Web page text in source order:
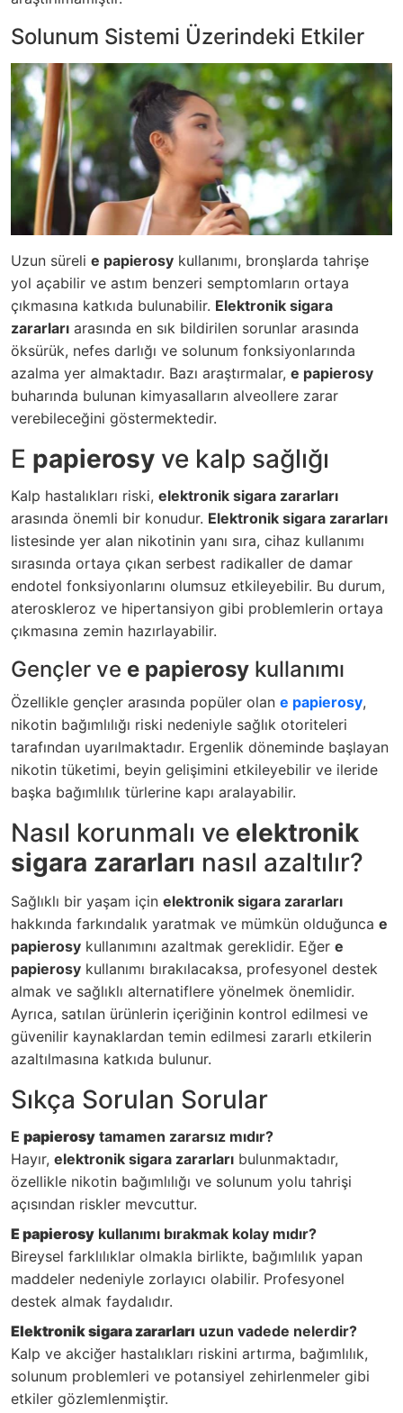
Solunum Sistemi Üzerindeki Etkiler
Uzun süreli e papierosy kullanımı, bronşlarda tahrişe
yol açabilir ve astım benzeri semptomların ortaya
çıkmasına katkıda bulunabilir. Elektronik sigara
zararları arasında en sık bildirilen sorunlar arasında
öksürük, nefes darlığı ve solunum fonksiyonlarında
azalma yer almaktadır. Bazı araştırmalar, e papierosy
buharında bulunan kimyasalların alveollere zarar
verebileceğini göstermektedir.
E papierosy ve kalp sağlığı
Kalp hastalıkları riski, elektronik sigara zararları
arasında önemli bir konudur. Elektronik sigara zararları
listesinde yer alan nikotinin yanı sıra, cihaz kullanımı
sırasında ortaya çıkan serbest radikaller de damar
endotel fonksiyonlarını olumsuz etkileyebilir. Bu durum,
ateroskleroz ve hipertansiyon gibi problemlerin ortaya
çıkmasına zemin hazırlayabilir.
Gençler ve e papierosy kullanımı
Özellikle gençler arasında popüler olan e papierosy,
nikotin bağımlılığı riski nedeniyle sağlık otoriteleri
tarafından uyarılmaktadır. Ergenlik döneminde başlayan
nikotin tüketimi, beyin gelişimini etkileyebilir ve ileride
başka bağımlılık türlerine kapı aralayabilir.
Nasıl korunmalı ve elektronik
sigara zararları nasıl azaltılır?
Sağlıklı bir yaşam için elektronik sigara zararları
hakkında farkındalık yaratmak ve mümkün olduğunca e
papierosy kullanımını azaltmak gereklidir. Eğer e
papierosy kullanımı bırakılacaksa, profesyonel destek
almak ve sağlıklı alternatiflere yönelmek önemlidir.
Ayrıca, satılan ürünlerin içeriğinin kontrol edilmesi ve
güvenilir kaynaklardan temin edilmesi zararlı etkilerin
azaltılmasına katkıda bulunur.
Sıkça Sorulan Sorular
E papierosy tamamen zararsız mıdır?
Hayır, elektronik sigara zararları bulunmaktadır,
özellikle nikotin bağımlılığı ve solunum yolu tahrişi
açısından riskler mevcuttur.
E papierosy kullanımı bırakmak kolay mıdır?
Bireysel farklılıklar olmakla birlikte, bağımlılık yapan
maddeler nedeniyle zorlayıcı olabilir. Profesyonel
destek almak faydalıdır.
Elektronik sigara zararları uzun vadede nelerdir?
Kalp ve akciğer hastalıkları riskini artırma, bağımlılık,
solunum problemleri ve potansiyel zehirlenmeler gibi
etkiler gözlemlenmiştir.